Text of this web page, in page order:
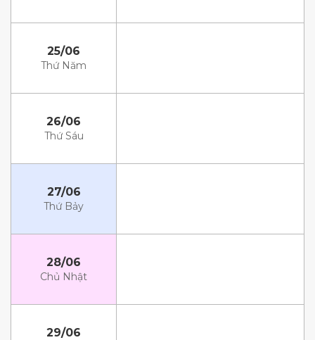
25/06
Thứ Năm
26/06
Thứ Sáu
27/06
Thứ Bảy
28/06
Chủ Nhật
29/06